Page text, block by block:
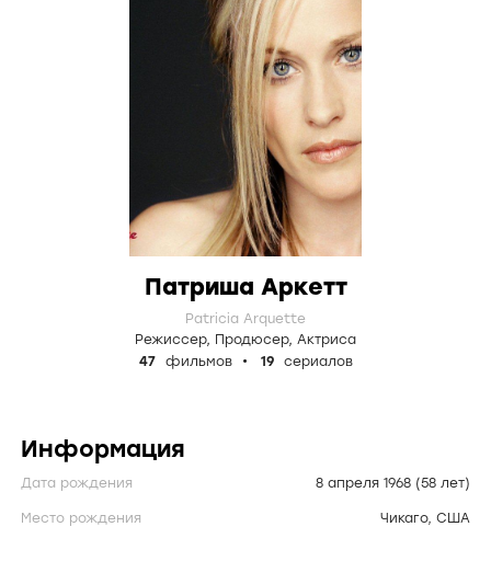
Патриша Аркетт
Patricia Arquette
Режиссер, Продюсер, Актриса
47
фильмов 19 сериалов
Информация
Дата рождения 8 апреля 1968 (58 лет)
Место рождения Чикаго, США